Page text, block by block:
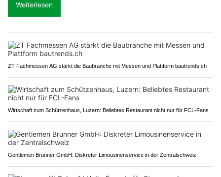
Weiterlesen
ZT Fachmessen AG stärkt die Baubranche mit Messen und Plattform bautrends.ch
Wirtschaft zum Schützenhaus, Luzern: Beliebtes Restaurant nicht nur für FCL-Fans
Gentlemen Brunner GmbH: Diskreter Limousinenservice in der Zentralschweiz